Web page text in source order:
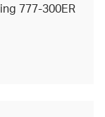
777-300ER